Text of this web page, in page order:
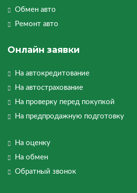
Обмен авто
Ремонт авто
Онлайн заявки
На автокредитование
На автострахование
На проверку перед покупкой
На предпродажную подготовку
На оценку
На обмен
Обратный звонок